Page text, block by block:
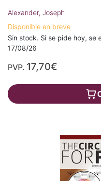
Alexander, Joseph
Disponible en breve
Sin stock. Si se pide hoy, se
17/08/26
PVP. 17,70€